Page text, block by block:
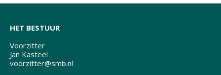
HET BESTUUR
Voorzitter
Jan Kasteel
voorzitter@smb.nl